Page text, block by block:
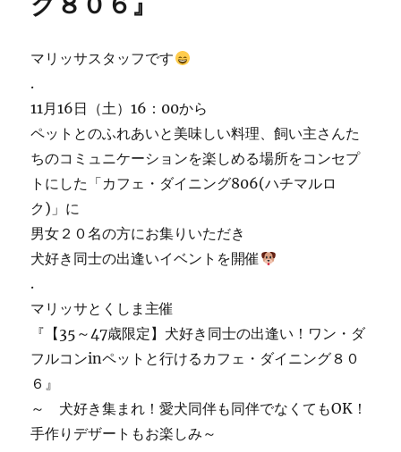
マリッサスタッフです
.
11月16日（土）16：00から
ペットとのふれあいと美味しい料理、飼い主さんた
ちのコミュニケーションを楽しめる場所をコンセプ
トにした「カフェ・ダイニング806(ハチマルロ
ク)」に
男女２０名の方にお集りいただき
犬好き同士の出逢いイベントを開催
.
マリッサとくしま主催
『【35～47歳限定】犬好き同士の出逢い！ワン・ダ
フルコンinペットと行けるカフェ・ダイニング８０
６』
～ 犬好き集まれ！愛犬同伴も同伴でなくてもOK！
手作りデザートもお楽しみ～